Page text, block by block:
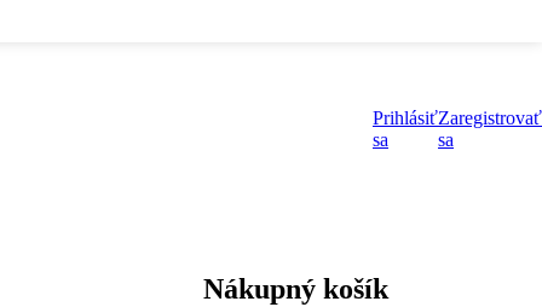
Prihlásiť
sa
Zaregistrovať
sa
Nákupný košík